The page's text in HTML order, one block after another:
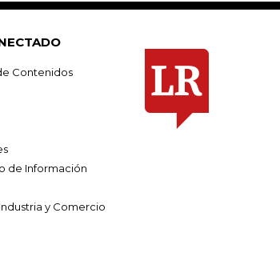
Contenidos
de Información
y Comercio